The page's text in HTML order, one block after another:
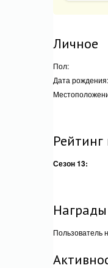
Личное
Пол:
Дата рождения:
Рейтинг
Сезон 13:
Награды
Пользователь